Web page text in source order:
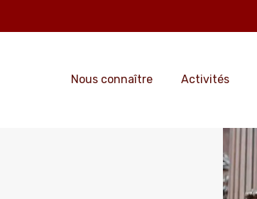
Nous connaître Activités